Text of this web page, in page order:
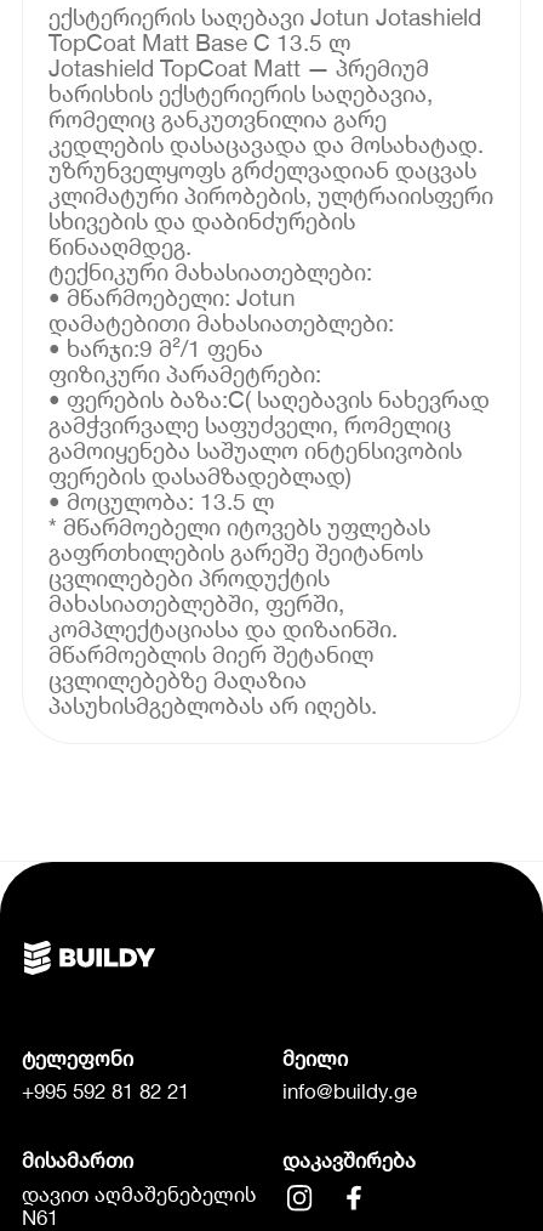
ექსტერიერის საღებავი Jotun Jotashield
TopCoat Matt Base C 13.5 ლ
Jotashield TopCoat Matt — პრემიუმ
ხარისხის ექსტერიერის საღებავია,
რომელიც განკუთვნილია გარე
კედლების დასაცავადა და მოსახატად.
უზრუნველყოფს გრძელვადიან დაცვას
კლიმატური პირობების, ულტრაიისფერი
სხივების და დაბინძურების
წინააღმდეგ.
ტექნიკური მახასიათებლები:
• მწარმოებელი: Jotun
დამატებითი მახასიათებლები:
• ხარჯი:9 მ²/1 ფენა
ფიზიკური პარამეტრები:
• ფერების ბაზა:C( საღებავის ნახევრად
გამჭვირვალე საფუძველი, რომელიც
გამოიყენება საშუალო ინტენსივობის
ფერების დასამზადებლად)
• მოცულობა: 13.5 ლ
* მწარმოებელი იტოვებს უფლებას
გაფრთხილების გარეშე შეიტანოს
ცვლილებები პროდუქტის
მახასიათებლებში, ფერში,
კომპლექტაციასა და დიზაინში.
მწარმოებლის მიერ შეტანილ
ცვლილებებზე მაღაზია
პასუხისმგებლობას არ იღებს.
ტელეფონი
+995 592 81 82 21
მეილი
info@buildy.ge
მისამართი
დავით აღმაშენებელის
N61
დაკავშირება